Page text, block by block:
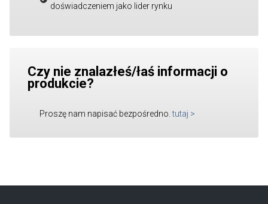
doświadczeniem jako lider rynku
Czy nie znalazłeś/łaś informacji o
produkcie?
Proszę nam napisać bezpośredno. tutaj >